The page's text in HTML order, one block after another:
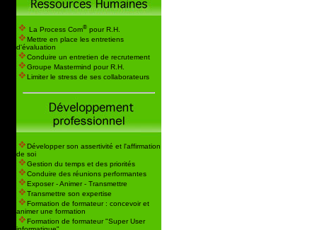
La Process Com® pour R.H.
Mettre en place les entretiens
d'évaluation
Conduire un entretien de recrutement
Groupe Mastermind pour R.H.
Limiter le stress de ses collaborateurs
Développer son assertivité et l'affirmation
de soi
Gestion du temps et des priorités
Conduire des réunions performantes
Exposer - Animer - Transmettre
Transmettre son expertise
Formation de formateur : concevoir et
animer une formation
Formation de formateur "Super User